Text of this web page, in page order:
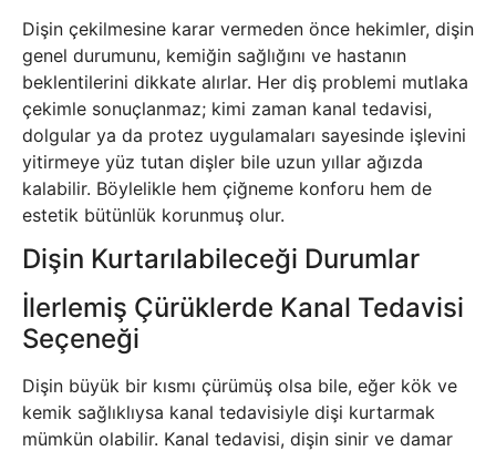
Dişin çekilmesine karar vermeden önce hekimler, dişin
genel durumunu, kemiğin sağlığını ve hastanın
beklentilerini dikkate alırlar. Her diş problemi mutlaka
çekimle sonuçlanmaz; kimi zaman kanal tedavisi,
dolgular ya da protez uygulamaları sayesinde işlevini
yitirmeye yüz tutan dişler bile uzun yıllar ağızda
kalabilir. Böylelikle hem çiğneme konforu hem de
estetik bütünlük korunmuş olur.
Dişin Kurtarılabileceği Durumlar
İlerlemiş Çürüklerde Kanal Tedavisi
Seçeneği
Dişin büyük bir kısmı çürümüş olsa bile, eğer kök ve
kemik sağlıklıysa kanal tedavisiyle dişi kurtarmak
mümkün olabilir. Kanal tedavisi, dişin sinir ve damar